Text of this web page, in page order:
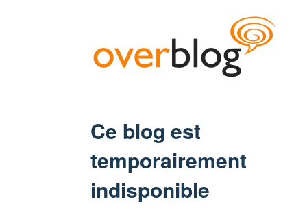
Ce blog est
temporairement
indisponible